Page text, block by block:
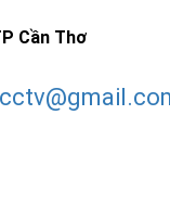
Cần Thơ